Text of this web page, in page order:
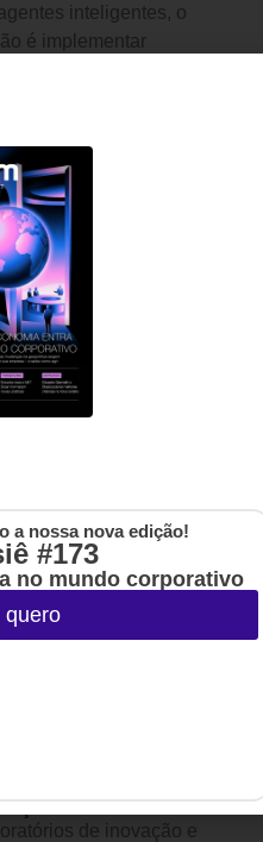
inteligentes, o
é implementar
gerar valor.
de inovação e
a nossa nova edição!
#173
no mundo corporativo
quero